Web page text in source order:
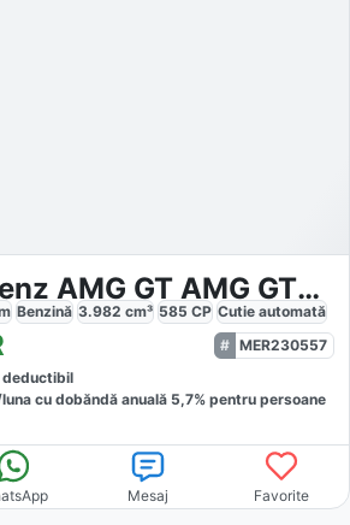
Mercedes-Benz AMG GT AMG GT63 4M
Benzină 3.982 cm³ 585 CP Cutie automată
MER230557
deductibil
lunacu dobăndă anuală 5,7% pentru persoane
Mesaj Favorite